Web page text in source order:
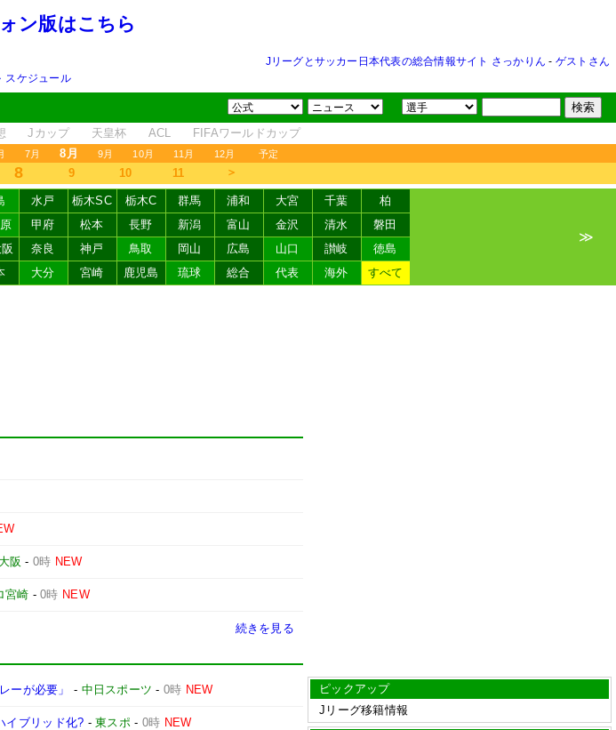
ン版はこちら
Jリーグとサッカー日本代表の総合情報サイト さっかりん - ゲストさん
スケジュール
Jカップ 天皇杯 ACL FIFAワールドカップ
7月 8月 9月 10月 11月 12月 予定
8 9 10 11 ＞
水戸 栃木SC 栃木C 群馬 浦和 大宮 千葉
柏
甲府 松本 長野 新潟 富山 金沢 清水
磐田
奈良 神戸 鳥取 岡山 広島 山口 讃岐
徳島
大分 宮崎 鹿児島 琉球 総合 代表 海外 すべて
≫
阪 - 0時 NEW
宮崎 -0時 NEW
続きを見る
ーが必要」 - 中日スポーツ - 0時 NEW
イブリッド化? -東スポ- 0時 NEW
ピックアップ
Jリーグ移籍情報